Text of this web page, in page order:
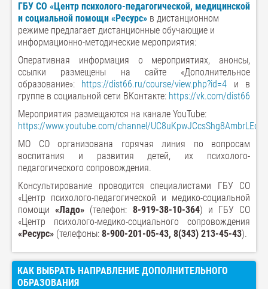
ГБУ СО «Центр психолого-педагогической, медицинской
и социальной помощи «Ресурс» в дистанционном
режиме предлагает дистанционные обучающие и
информационно-методические мероприятия:
Оперативная информация о мероприятиях, анонсы,
ссылки размещены на сайте «Дополнительное
образование»: https://dist66.ru/course/view.php?id=4 и в
группе в социальной сети ВКонтакте: https://vk.com/dist66
Мероприятия размещаются на канале YouTube:
https://www.youtube.com/channel/
МО СО организована горячая линия по вопросам
воспитания и развития детей, их психолого-
педагогического сопровождения.
Консультирование проводится специалистами ГБУ СО
«Центр психолого-педагогической и медико-социальной
помощи«Ладо» (телефон: 8-919-38-10-364) и ГБУ СО
«Центр психолого-медико-социального сопровождения
«Ресурс» (телефоны: 8-900-201-05-43, 8(343) 213-45-43).
КАК ВЫБРАТЬ НАПРАВЛЕНИЕ ДОПОЛНИТЕЛЬНОГО
ОБРАЗОВАНИЯ